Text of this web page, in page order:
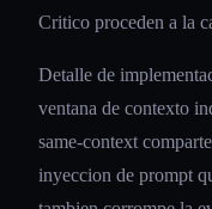
Critico proceden a la
Detalle de
ventana de contexto
same-context
inyeccion de prompt